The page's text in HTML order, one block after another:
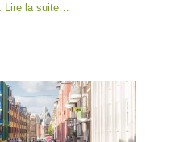
Lire la suite…